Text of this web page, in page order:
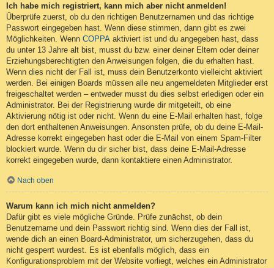
Ich habe mich registriert, kann mich aber nicht anmelden!
Überprüfe zuerst, ob du den richtigen Benutzernamen und das richtige
Passwort eingegeben hast. Wenn diese stimmen, dann gibt es zwei
Möglichkeiten. Wenn COPPA aktiviert ist und du angegeben hast, dass
du unter 13 Jahre alt bist, musst du bzw. einer deiner Eltern oder deiner
Erziehungsberechtigten den Anweisungen folgen, die du erhalten hast.
Wenn dies nicht der Fall ist, muss dein Benutzerkonto vielleicht aktiviert
werden. Bei einigen Boards müssen alle neu angemeldeten Mitglieder erst
freigeschaltet werden – entweder musst du dies selbst erledigen oder ein
Administrator. Bei der Registrierung wurde dir mitgeteilt, ob eine
Aktivierung nötig ist oder nicht. Wenn du eine E-Mail erhalten hast, folge
den dort enthaltenen Anweisungen. Ansonsten prüfe, ob du deine E-Mail-
Adresse korrekt eingegeben hast oder die E-Mail von einem Spam-Filter
blockiert wurde. Wenn du dir sicher bist, dass deine E-Mail-Adresse
korrekt eingegeben wurde, dann kontaktiere einen Administrator.
Nach oben
Warum kann ich mich nicht anmelden?
Dafür gibt es viele mögliche Gründe. Prüfe zunächst, ob dein
Benutzername und dein Passwort richtig sind. Wenn dies der Fall ist,
wende dich an einen Board-Administrator, um sicherzugehen, dass du
nicht gesperrt wurdest. Es ist ebenfalls möglich, dass ein
Konfigurationsproblem mit der Website vorliegt, welches ein Administrator